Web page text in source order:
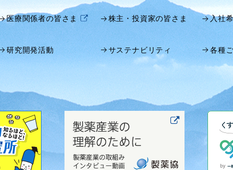
医療関係者の皆さま 株主・投資家の皆さま 入社
研究開発活動 サステナビリティ 各種